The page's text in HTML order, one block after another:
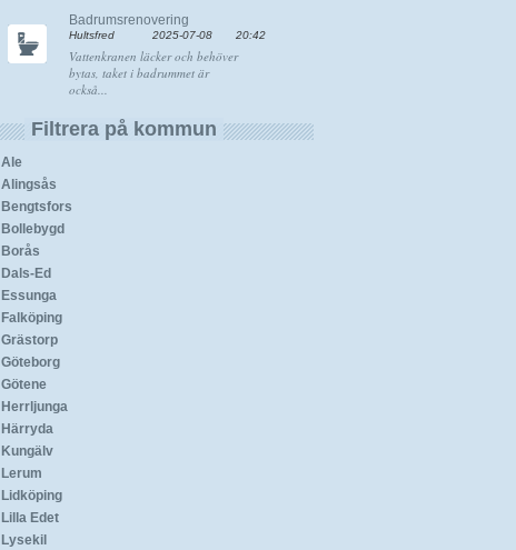
Badrumsrenovering
Hultsfred 2025-07-08 20:42
Vattenkranen läcker och behöver
bytas, taket i badrummet är
också...
Filtrera på kommun
Ale
Alingsås
Bengtsfors
Bollebygd
Borås
Dals-Ed
Essunga
Falköping
Grästorp
Göteborg
Götene
Herrljunga
Härryda
Kungälv
Lerum
Lidköping
Lilla Edet
Lysekil